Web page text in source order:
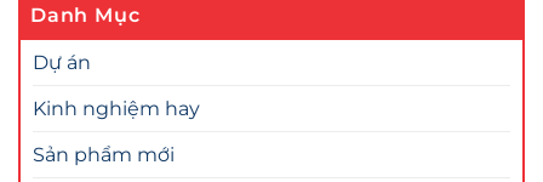
Danh Mục
Dự án
Kinh nghiệm hay
Sản phẩm mới